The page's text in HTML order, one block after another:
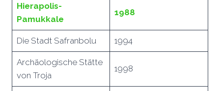
Hierapolis-
Pamukkale
1988
Die Stadt Safranbolu 1994
Archäologische Stätte
von Troja
1998